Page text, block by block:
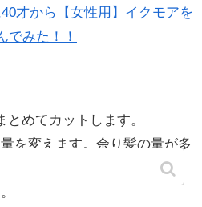
才から【女性用】イクモアを
でみた！！
めてカットします。
を変えます。余り髪の量が多
ないので量が多い場合はわ